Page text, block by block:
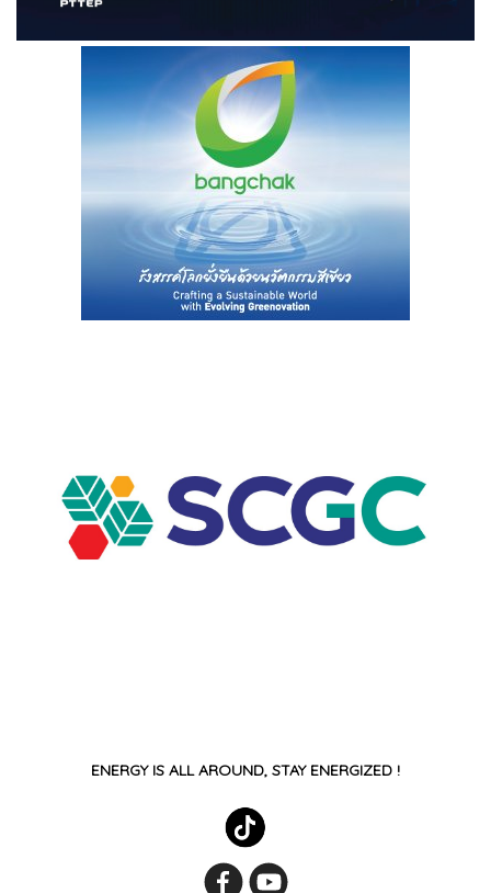
ENERGY IS ALL AROUND, STAY ENERGIZED !